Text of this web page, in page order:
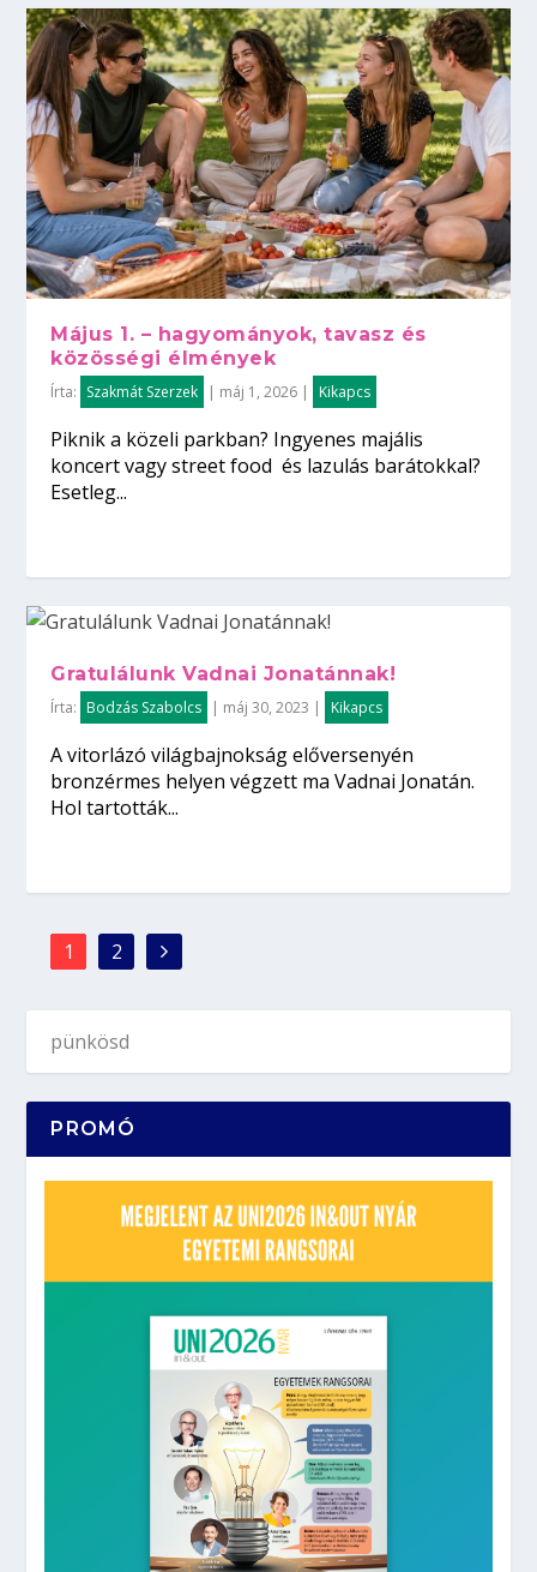
Május 1. – hagyományok, tavasz és
közösségi élmények
Írta: Szakmát Szerzek | máj 1, 2026 | Kikapcs
Piknik a közeli parkban? Ingyenes majális
koncert vagy street food és lazulás barátokkal?
Esetleg...
Gratulálunk Vadnai Jonatánnak!
Írta: Bodzás Szabolcs | máj 30, 2023 | Kikapcs
A vitorlázó világbajnokság előversenyén
bronzérmes helyen végzett ma Vadnai Jonatán.
Hol tartották...
1 2
PROMÓ